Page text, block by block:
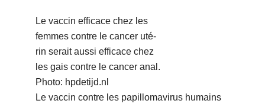
Le vaccin efficace chez les
femmes contre le cancer uté-
rin serait aussi efficace chez
les gais contre le cancer anal.
Photo: hpdetijd.nl
Le vaccin contre les papillomavirus humains